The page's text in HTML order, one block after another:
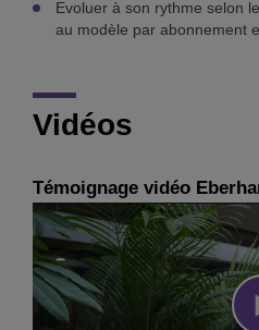
Evoluer à son rythme selon
au modèle par abonnement
Vidéos
Témoignage vidéo